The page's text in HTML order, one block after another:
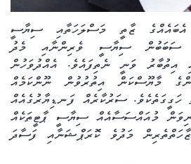
އެބައެއްގެ ޒާތީ މަސްލަހަތާއި ސިޔާސީ
ސަބަބުން ސިޔާސީ ވެރިންނާއި މެދު
އިތުބާރު ވަނީ ނެތިފައެވެ. އެއްދުވަހުން
މާޔޫސްކަން އިތުރުވުން ނޫންކަމެއް
ސަރުކާރެއް ފަނޑިޔާރުގެއެއް
މުއައްސަސާއެއް ސިޔާސީ ޕާޓީތަކެއް
މަދުވެ ކޮރަޕްޝަނާއި ފަސާދަ